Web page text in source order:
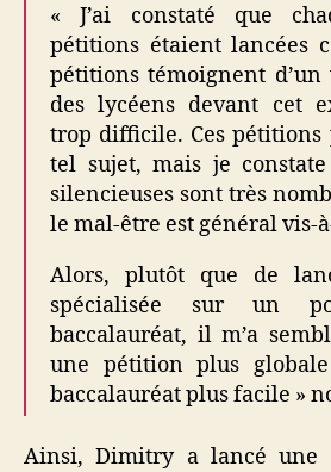
« J’ai constaté que
pétitions étaient lancées
pétitions témoignent
des lycéens devant cet
trop difficile. Ces
tel sujet, mais je
silencieuses sont très
le mal-être est général vis-
Alors, plutôt que de
spécialisée sur un
baccalauréat, il m’a
une pétition plus
baccalauréat plus facile »
Ainsi, Dimitry a lancé une